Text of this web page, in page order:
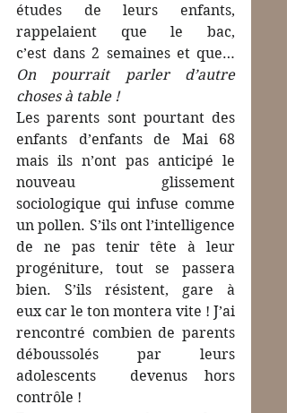
études de leurs enfants,
rappelaient que le bac,
On pourrait parler d’autre
choses à table !
Les parents sont pourtant des
enfants d’enfants de Mai 68
mais ils n’ont pas anticipé le
nouveau glissement
sociologique qui infuse comme
un pollen. S’ils ont l’intelligence
de ne pas tenir tête à leur
progéniture, tout se passera
bien. S’ils résistent, gare à
eux car le ton montera vite ! J’ai
rencontré combien de parents
déboussolés par leurs
adolescents  devenus hors
contrôle !